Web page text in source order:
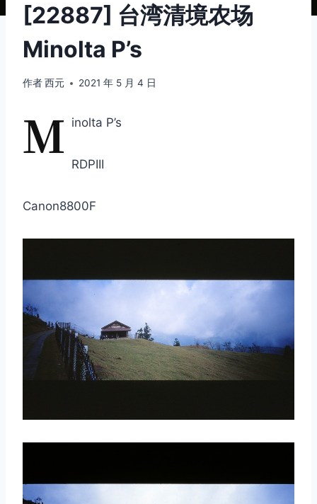
[22887] 台湾清境农场
Minolta P’s
作者西元 2021 年 5 月 4 日
M inolta P’s
RDPIII
Canon8800F